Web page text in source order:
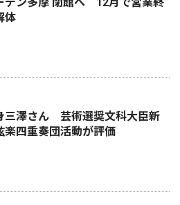
体
三澤さん 芸術選奨文科大臣新
四重奏団活動が評価